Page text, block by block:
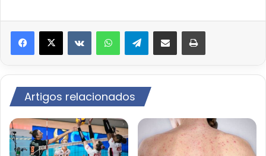
VK WhatsAppTelegramCompartilhar via e-mail Imprimir
Artigos relacionados